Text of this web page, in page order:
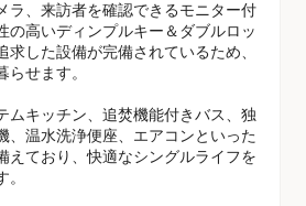
ラ、来訪者を確認できるモニター付
の高いディンプルキー＆ダブルロッ
求した設備が完備されているため、
せます。
ムキッチン、追焚機能付きバス、独
、温水洗浄便座、エアコンといった
えており、快適なシングルライフを